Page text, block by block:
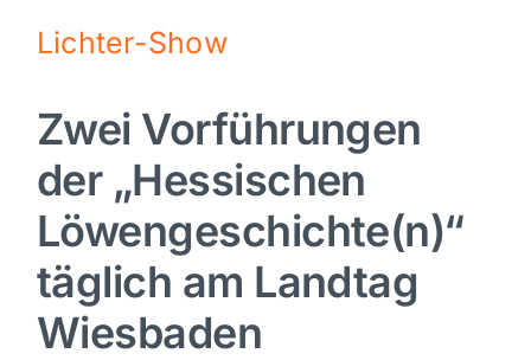
Nachrichten
Politik
Wirtschaft
Sport
Lichter-Show
Zwei Vorführungen
der „Hessischen
Löwengeschichte(n)“
täglich am Landtag
Wiesbaden